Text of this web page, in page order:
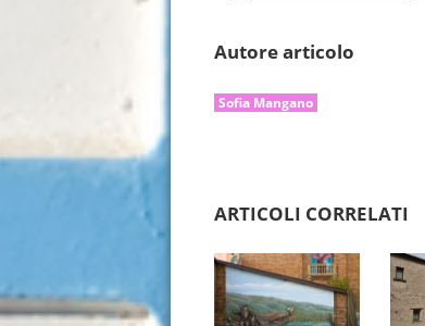
Autore articolo
Sofia Mangano
ARTICOLI CORRELATI